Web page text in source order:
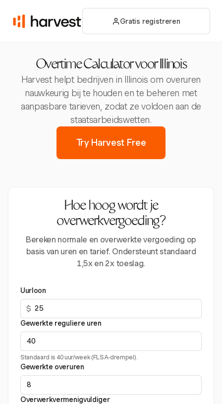
Gratis registreren
Overtime Calculator voor Illinois
Harvest helpt bedrijven in Illinois om overuren
nauwkeurig bij te houden en te beheren met
aanpasbare tarieven, zodat ze voldoen aan de
staatsarbeidswetten.
Try Harvest Free
Hoe hoog wordt je
overwerkvergoeding?
Bereken normale en overwerkte vergoeding op
basis van uren en tarief. Ondersteunt standaard
1,5x en 2x toeslag.
Uurloon
$
Gewerkte reguliere uren
Standaard is 40 uur/week (FLSA-drempel).
Gewerkte overuren
Overwerkvermenigvuldiger